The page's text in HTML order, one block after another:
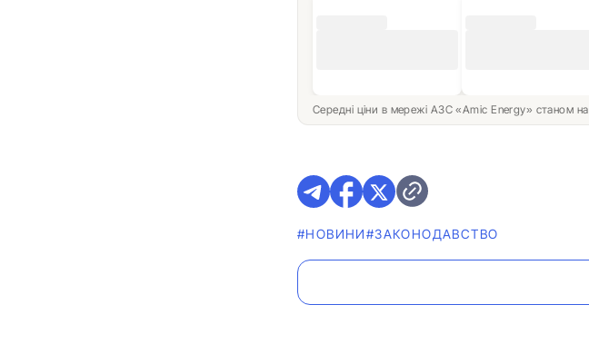
Середні ціни в мережі АЗС «Amic Energy» станом на
#НОВИНИ#ЗАКОНОДАВСТВО